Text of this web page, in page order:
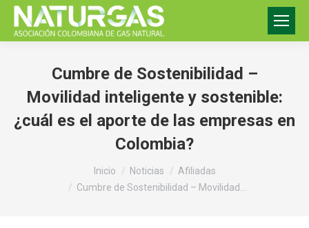
Cumbre de Sostenibilidad –
Movilidad inteligente y sostenible:
¿cuál es el aporte de las empresas en
Colombia?
Inicio Noticias
Afiliadas
Cumbre de Sostenibilidad – Movilidad…